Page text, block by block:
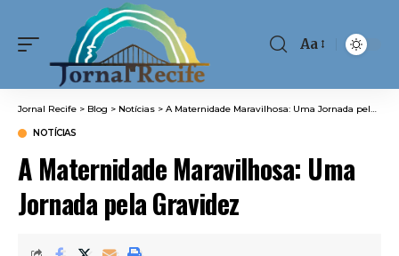
Font
Aa
Jornal Recife > Blog > Notícias > A Maternidade Maravilhosa: Uma Jornada pela Gravidez
NOTÍCIAS
A Maternidade Maravilhosa: Uma
Jornada pela Gravidez